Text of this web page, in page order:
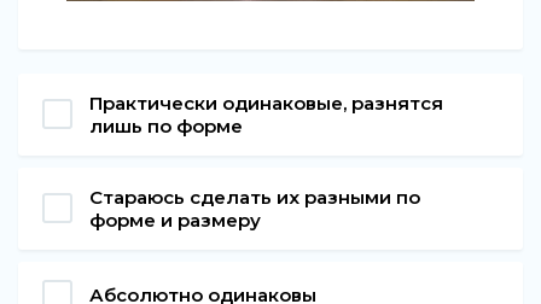
Практически одинаковые, разнятся
лишь по форме
Стараюсь сделать их разными по
форме и размеру
Абсолютно одинаковы